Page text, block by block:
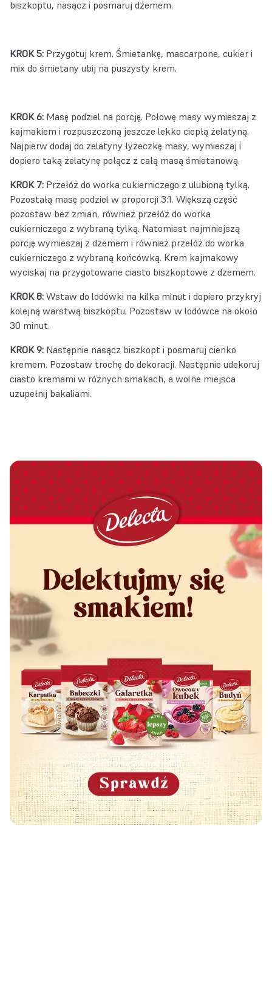
biszkoptu, nasącz i posmaruj dżemem.
KROK 5: Przygotuj krem. Śmietankę, mascarpone, cukier i
mix do śmietany ubij na puszysty krem.
KROK 6: Masę podziel na porcję. Połowę masy wymieszaj z
kajmakiem i rozpuszczoną jeszcze lekko ciepłą żelatyną.
Najpierw dodaj do żelatyny łyżeczkę masy, wymieszaj i
dopiero taką żelatynę połącz z całą masą śmietanową.
KROK 7: Przełóż do worka cukierniczego z ulubioną tylką.
Pozostałą masę podziel w proporcji 3:1. Większą część
pozostaw bez zmian, również przełóż do worka
cukierniczego z wybraną tylką. Natomiast najmniejszą
porcję wymieszaj z dżemem i również przełóż do worka
cukierniczego z wybraną końcówką. Krem kajmakowy
wyciskaj na przygotowane ciasto biszkoptowe z dżemem.
KROK 8: Wstaw do lodówki na kilka minut i dopiero przykryj
kolejną warstwą biszkoptu. Pozostaw w lodówce na około
30 minut.
KROK 9: Następnie nasącz biszkopt i posmaruj cienko
kremem. Pozostaw trochę do dekoracji. Następnie udekoruj
ciasto kremami w różnych smakach, a wolne miejsca
uzupełnij bakaliami.